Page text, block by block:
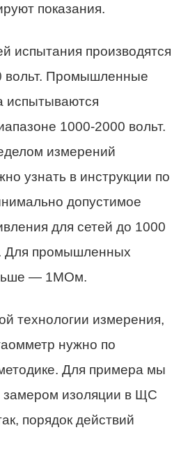
показания.
испытания производятся
вольт. Промышленные
испытываются
1000-2000 вольт.
измерений
узнать в инструкции по
допустимое
для сетей до 1000
промышленных
— 1МОм.
технологии измерения,
нужно по
Для примера мы
замером изоляции в ЩС
порядок действий